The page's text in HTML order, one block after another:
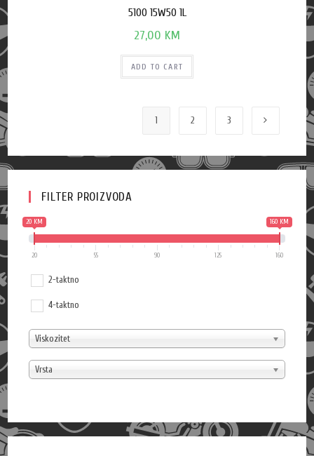
5100 15W50 1L
27,00 KM
ADD TO CART
1 2 3
FILTER PROIZVODA
20 KM 160 KM
20 55 90 125 160
2-taktno
4-taktno
Viskozitet
Vrsta